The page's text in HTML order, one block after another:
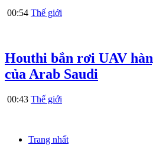
00:54 Thế giới
Houthi bắn rơi UAV
của Arab Saudi
00:43 Thế giới
Trang nhất